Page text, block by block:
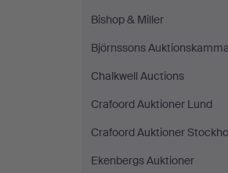
Bishop & Miller
Björnssons
Chalkwell Auctions
Crafoord Auktioner Lund
Crafoord Auktioner
Ekenbergs Auktioner